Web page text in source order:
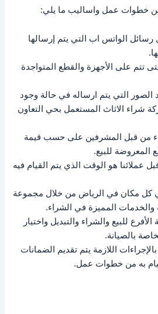
من خطوات عمل واساليب ما يلي:
رسائل الواتس اب التي يتم إرسالها
تتم على الأجهزة والقطع المتواجدة
الصور التي يتم ارساله في حالة وجود
شراء الاثاث المستعمل بحي التعاون
من قبل المشرفين على حسب قيمة
المعروضة للبيع.
عملائنا هو الوقت الذي يتم القيام فيه
كل مكان في الرياض من خلال مجموعة
والخدمات المميزة في الشراء.
للبيع والشراء والتبديل واختيار
بالصيانة.
بالإجراءات اللازمة يتم تقديم الضمانات
به من خطوات عمل.